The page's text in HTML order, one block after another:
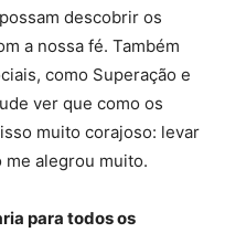
descobrir os
a nossa fé. Também
como Superação e
ver que como os
muito corajoso: levar
me alegrou muito.
para todos os